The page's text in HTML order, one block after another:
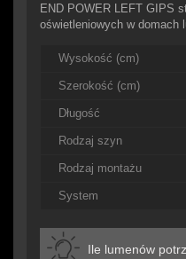
END POWER LEFT GIPS
oświetleniowych w domach
Wysokość (cm)
Szerokość (cm)
Długość
Rodzaj szyn
Rodzaj montażu
System
Ile lumenów